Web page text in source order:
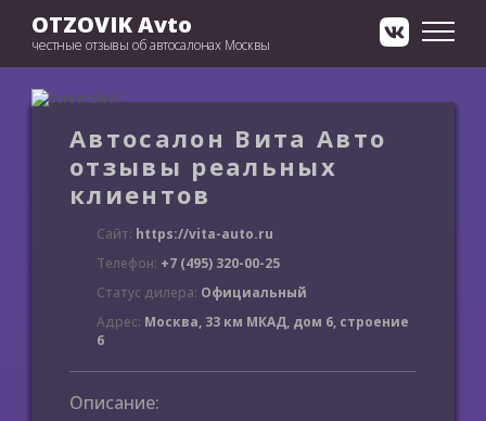
OTZOVIK Avto
честные отзывы об автосалонах Москвы
Автосалон Вита Авто
отзывы реальных
клиентов
Сайт: https://vita-auto.ru
Телефон: +7 (495) 320-00-25
Статус дилера: Официальный
Адрес: Москва, 33 км МКАД, дом 6, строение
6
Описание: